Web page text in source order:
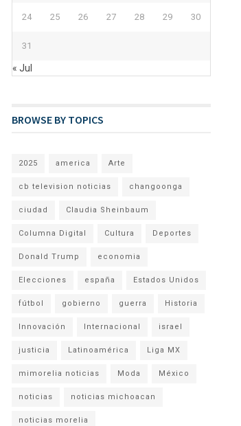
24 25 26 27 28 29 30
31
« Jul
BROWSE BY TOPICS
2025 america Arte
cb television noticias changoonga
ciudad Claudia Sheinbaum
Columna Digital Cultura Deportes
Donald Trump economia
Elecciones españa Estados Unidos
fútbol gobierno guerra Historia
Innovación Internacional israel
justicia Latinoamérica Liga MX
mimorelia noticias Moda México
noticias noticias michoacan
noticias morelia